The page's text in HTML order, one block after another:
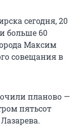
сегодня, 20
больше 60
Максим
совещания в
планово —
пятьсот